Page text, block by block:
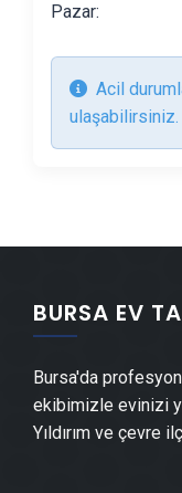
Alçı & Sıva
Kepenk &
Dış Cephe
Duvar Çıtası
Havuz Yapımı
Cam Montajı
Pazar:
Acil
ulaşabilirsiniz.
BURSA EV
Bursa'da
ekibimizle evinizi
Yıldırım ve çevre